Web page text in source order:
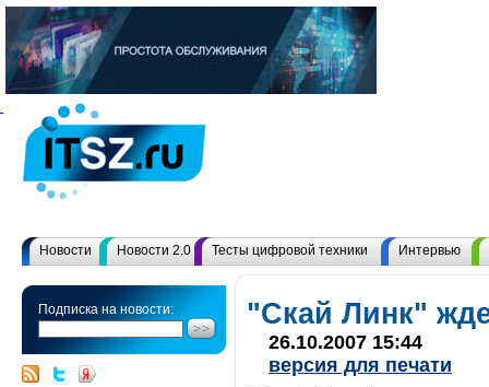
Новости Новости 2.0 Тесты цифровой техники Интервью
Подписка на новости: "Скай Линк"
26.10.2007 15:44
версия для печати